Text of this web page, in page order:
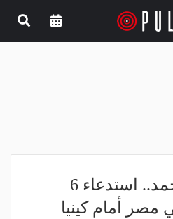
بينهم مصطفى محمد.. استدعاء 6
مصر أمام كينيا